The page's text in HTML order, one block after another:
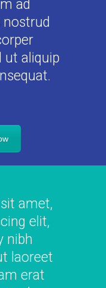
ad
ut aliquip
amet,
elit,
nibh
laoreet
erat